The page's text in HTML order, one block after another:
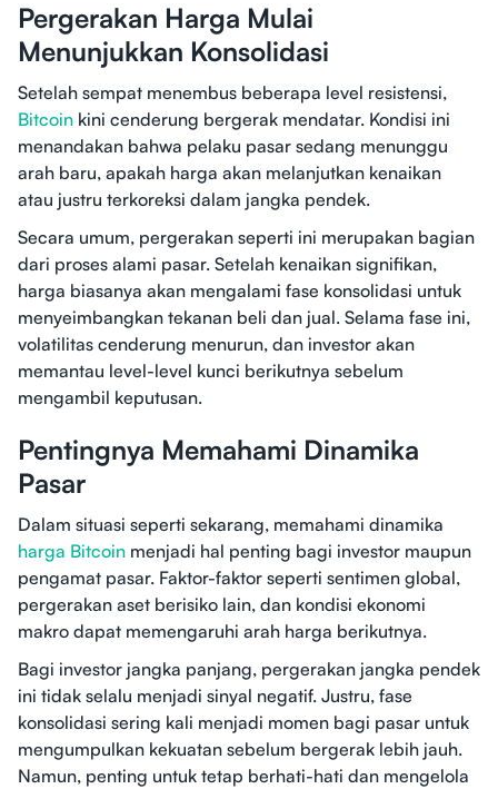
Pergerakan Harga Mulai
Menunjukkan Konsolidasi
Setelah sempat menembus beberapa level resistensi,
Bitcoin kini cenderung bergerak mendatar. Kondisi ini
menandakan bahwa pelaku pasar sedang menunggu
arah baru, apakah harga akan melanjutkan kenaikan
atau justru terkoreksi dalam jangka pendek.
Secara umum, pergerakan seperti ini merupakan bagian
dari proses alami pasar. Setelah kenaikan signifikan,
harga biasanya akan mengalami fase konsolidasi untuk
menyeimbangkan tekanan beli dan jual. Selama fase ini,
volatilitas cenderung menurun, dan investor akan
memantau level-level kunci berikutnya sebelum
mengambil keputusan.
Pentingnya Memahami Dinamika
Pasar
Dalam situasi seperti sekarang, memahami dinamika
harga Bitcoin menjadi hal penting bagi investor maupun
pengamat pasar. Faktor-faktor seperti sentimen global,
pergerakan aset berisiko lain, dan kondisi ekonomi
makro dapat memengaruhi arah harga berikutnya.
Bagi investor jangka panjang, pergerakan jangka pendek
ini tidak selalu menjadi sinyal negatif. Justru, fase
konsolidasi sering kali menjadi momen bagi pasar untuk
mengumpulkan kekuatan sebelum bergerak lebih jauh.
Namun, penting untuk tetap berhati-hati dan mengelola